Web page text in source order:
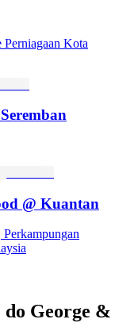
Kota
@ Kuantan
George &